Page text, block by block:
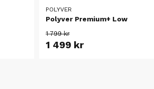
POLYVER
Polyver Premium+ Low
1 799 kr
1 499 kr